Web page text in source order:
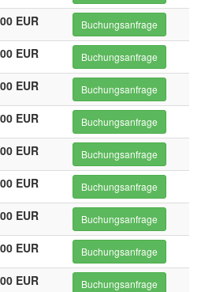
EUR Buchungsanfrage
EUR Buchungsanfrage
EUR Buchungsanfrage
EUR Buchungsanfrage
EUR Buchungsanfrage
EUR Buchungsanfrage
EUR Buchungsanfrage
EUR Buchungsanfrage
EUR Buchungsanfrage